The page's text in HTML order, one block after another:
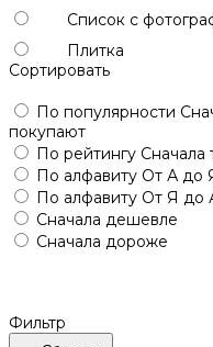
Список с
Плитка
Сортировать
По популярности
покупают
По рейтингу Сначала
По алфавиту От А до
По алфавиту От Я до
Сначала дешевле
Сначала дороже
Фильтр